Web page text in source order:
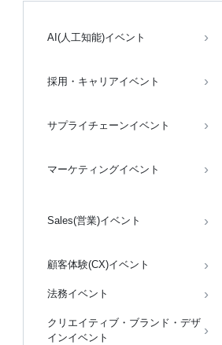
AI(人工知能)イベント
採用・キャリアイベント
サプライチェーンイベント
マーケティングイベント
Sales(営業)イベント
顧客体験(CX)イベント
法務イベント
クリエイティブ・ブランド・デザ
インイベント